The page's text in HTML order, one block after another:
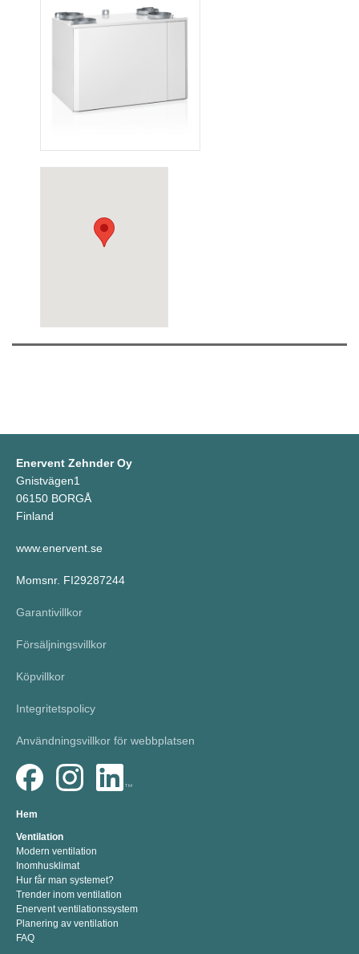
Enervent Zehnder Oy
Gnistvägen1
06150 BORGÅ
Finland
www.enervent.se
Momsnr. FI29287244
Garantivillkor
Försäljningsvillkor
Köpvillkor
Integritetspolicy
Användningsvillkor för webbplatsen
Hem
Ventilation
Modern ventilation
Inomhusklimat
Hur får man systemet?
Trender inom ventilation
Enervent ventilationssystem
Planering av ventilation
FAQ